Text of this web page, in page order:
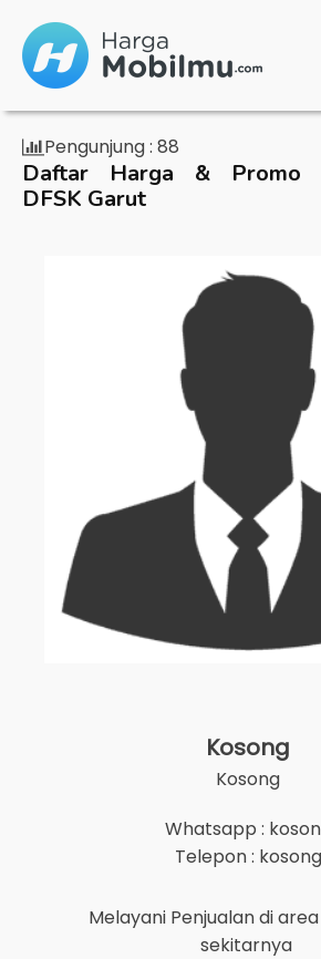
Pengunjung : 88
Daftar Harga & Promo
DFSK Garut
Kosong
Kosong
Whatsapp :
Telepon : kosong
Melayani Penjualan di area
sekitarnya